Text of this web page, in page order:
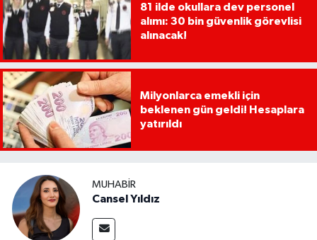
81 ilde okullara dev personel
alımı: 30 bin güvenlik görevlisi
alınacak!
Milyonlarca emekli için
beklenen gün geldi! Hesaplara
yatırıldı
MUHABIR
Cansel Yıldız